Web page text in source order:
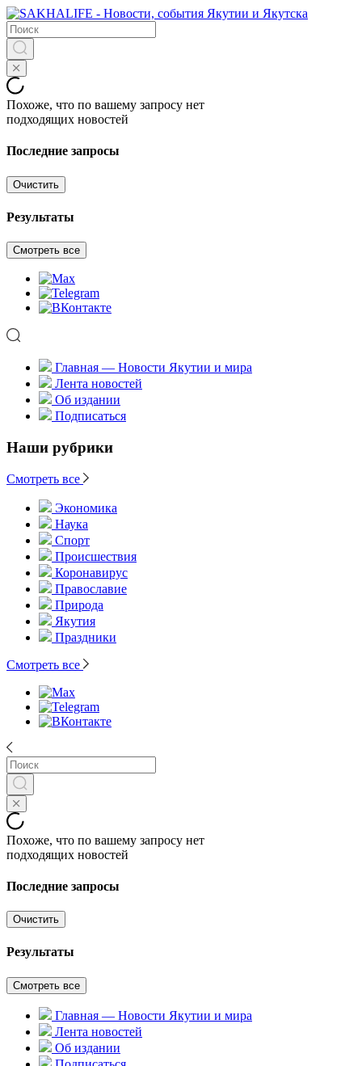
Похоже, что по вашему запросу нет
подходящих новостей
Последние запросы
Очистить
Результаты
Смотреть все
Главная — Новости Якутии и мира
Лента новостей
Об издании
Подписаться
Наши рубрики
Смотреть все
Экономика
Наука
Спорт
Происшествия
Коронавирус
Православие
Природа
Якутия
Праздники
Смотреть все
Похоже, что по вашему запросу нет
подходящих новостей
Последние запросы
Очистить
Результаты
Смотреть все
Главная — Новости Якутии и мира
Лента новостей
Об издании